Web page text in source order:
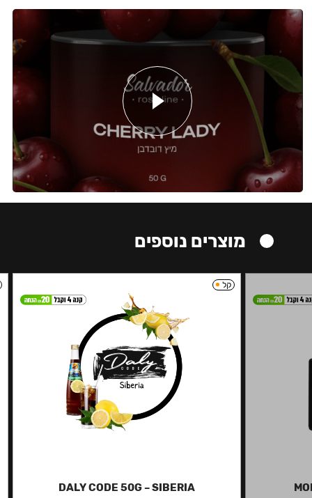
מוצרים נוספים
קל
DALY CODE 50G – SIBERIA